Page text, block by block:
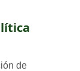
de